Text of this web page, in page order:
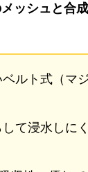
ッシュと合
ルト式（マ
て浸水しに